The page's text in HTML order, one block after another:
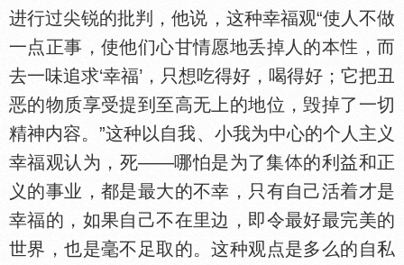
进行过尖锐的批判，他说，这种幸福观“使人不做
一点正事，使他们心甘情愿地丢掉人的本
，而
去一味追求‘幸福’，只想吃得好，喝得好；它把丑
恶的物质享受提到至高无上的地位，毁掉了一切
精神内容。”这种以自我、小我为中心的个人主义
幸福观认为，死——哪怕是为了集
的利益和正
义的事业，都是最大的不幸，只有自己活着才是
幸福的，如果自己不在里边，即令最好最完美的
世界，也是毫不足取的。这种观点是多么的自私